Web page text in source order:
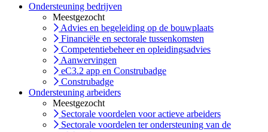
Ondersteuning bedrijven
Meestgezocht
Advies en begeleiding op de bouwplaats
Financiële en sectorale tussenkomsten
Competentiebeheer en opleidingsadvies
Aanwervingen
eC3.2 app en Construbadge
Construbadge
Ondersteuning arbeiders
Meestgezocht
Sectorale voordelen voor actieve arbeiders
Sectorale voordelen ter ondersteuning van de